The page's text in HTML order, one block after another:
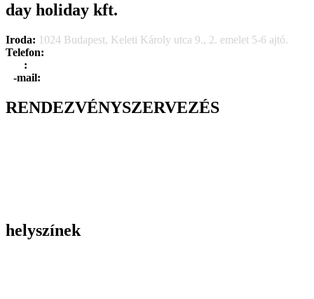
day holiday kft.
Iroda: 1024 Budapest, Keleti Károly utca 9., 2. emelet 5-6 ajtó.
Telefon:
:
-mail:
RENDEZVÉNYSZERVEZÉS
helyszínek